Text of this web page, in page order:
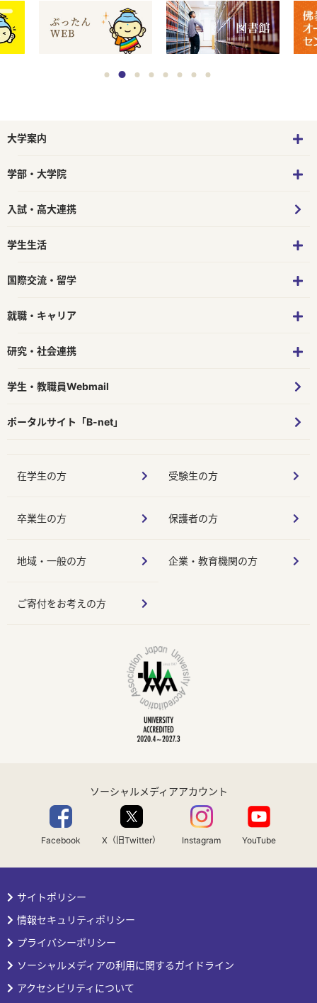
大学案内
学部・大学院
入試・高大連携
学生生活
国際交流・留学
就職・キャリア
研究・社会連携
学生・教職員Webmail
ポータルサイト「B-net」
在学生の方 受験生の方
卒業生の方 保護者の方
地域・一般の方 企業・教育機関の方
ご寄付をお考えの方
ソーシャルメディアアカウント
Facebook X（旧Twitter） Instagram YouTube
サイトポリシー
情報セキュリティポリシー
プライバシーポリシー
ソーシャルメディアの利用に関するガイドライン
アクセシビリティについて